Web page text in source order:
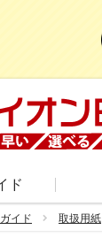
ド
イド 取扱用紙